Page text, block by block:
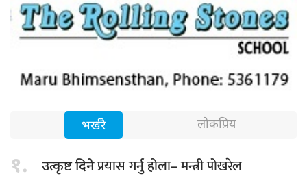
भर्खरै लोकप्रिय
१. उत्कृष्ट दिनेप्रयास गर्नु होला– मन्त्री पोखरेल